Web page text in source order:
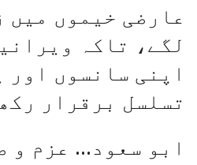
عارضی خیموں میں
لگے، تاکہ
اپنی سانسوں اور
تسلسل برقرار
ابو سعود… عزم و